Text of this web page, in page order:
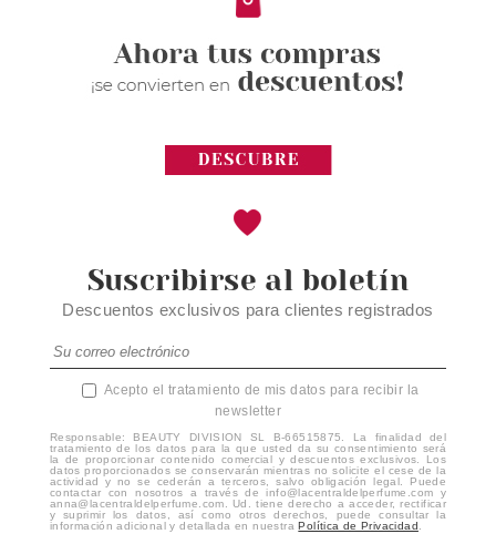
Suscribirse al boletín
Descuentos exclusivos para clientes registrados
Acepto el tratamiento de mis datos para recibir la
newsletter
Responsable: BEAUTY DIVISION SL B-66515875. La finalidad del
tratamiento de los datos para la que usted da su consentimiento será
la de proporcionar contenido comercial y descuentos exclusivos. Los
datos proporcionados se conservarán mientras no solicite el cese de la
actividad y no se cederán a terceros, salvo obligación legal. Puede
contactar con nosotros a través de info@lacentraldelperfume.com y
anna@lacentraldelperfume.com. Ud. tiene derecho a acceder, rectificar
y suprimir los datos, así como otros derechos, puede consultar la
información adicional y detallada en nuestraPolítica de Privacidad